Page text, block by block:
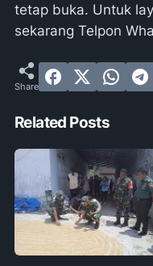
tetap buka. Untuk
sekarang Telpon
Related Posts